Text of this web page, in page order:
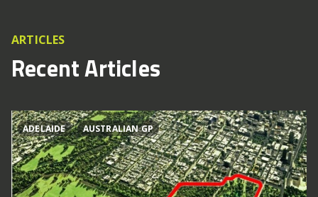
ARTICLES
Recent Articles
ADELAIDE AUSTRALIAN GP